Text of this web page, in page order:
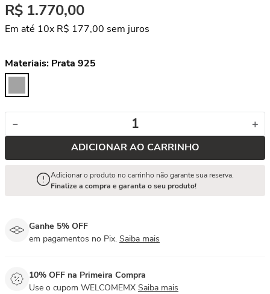
R$ 1.770,00
Em até 10x R$ 177,00 sem juros
Materiais: Prata 925
＋
－
ADICIONAR AO CARRINHO
Adicionar o produto no carrinho não garante sua reserva.
Finalize a compra e garanta o seu produto!
Ganhe 5% OFF
em pagamentos no Pix. Saiba mais
10% OFF na Primeira Compra
Use o cupom WELCOMEMX Saiba mais